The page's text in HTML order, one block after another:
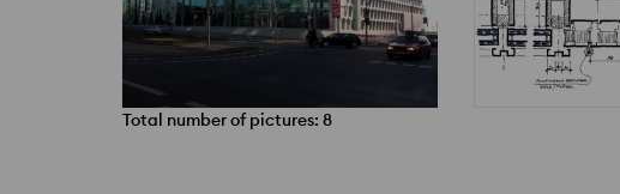
Total number of pictures: 8